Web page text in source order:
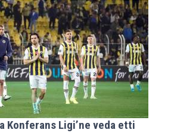
Konferans Ligi’ne veda etti